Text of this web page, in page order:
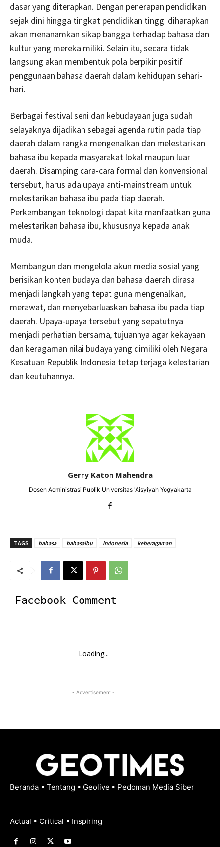
dasar yang diterapkan. Dengan penerapan pendidikan
sejak dini hingga tingkat pendidikan tinggi diharapkan
akan menanamkan sikap bangga terhadap bahasa dan
kultur yang mereka miliki. Selain itu, secara tidak
langsung akan membentuk pola berpikir positif
penggunaan bahasa daerah dalam kehidupan sehari-
hari.
Berbagai festival seni dan kebudayaan juga sudah
selayaknya dijadikan sebagai agenda rutin pada tiap
daerah dalam rangka mengenalkan dan melestarikan
bahasa ibu kepada masyarakat lokal maupun luar
daerah. Disamping cara-cara formal dan konvensional
tersebut, harus ada upaya anti-mainstream untuk
melestarikan bahasa ibu pada tiap daerah.
Perkembangan teknologi dapat kita manfaatkan guna
melestarikan bahasa ibu, khususnya kepada anak
muda.
Membangun dan mengelola akun media sosial yang
berisikan konten budaya dan bahasa daerah dirasa
menjadi langkah yang tepat guna mengenalkan,
merawat, dan menyebarluaskan bahasa ibu pada tiap
daerah. Upaya-upaya tersebut yang sepatutnya
menjadi perhatian bersama, tujuannya agar kekayaan
dan keragaman nilai budaya yang dimiliki oleh Negara
Kesatuan Republik Indonesia tetap terjaga kelestarian
dan keutuhannya.
Gerry Katon Mahendra
Dosen Administrasi Publik Universitas 'Aisyiyah Yogyakarta
TAGS bahasa bahasaibu indonesia keberagaman
Facebook Comment
Loading...
- Advertisement -
Beranda • Tentang • Geolive • Pedoman Media Siber
Actual • Critical • Inspiring